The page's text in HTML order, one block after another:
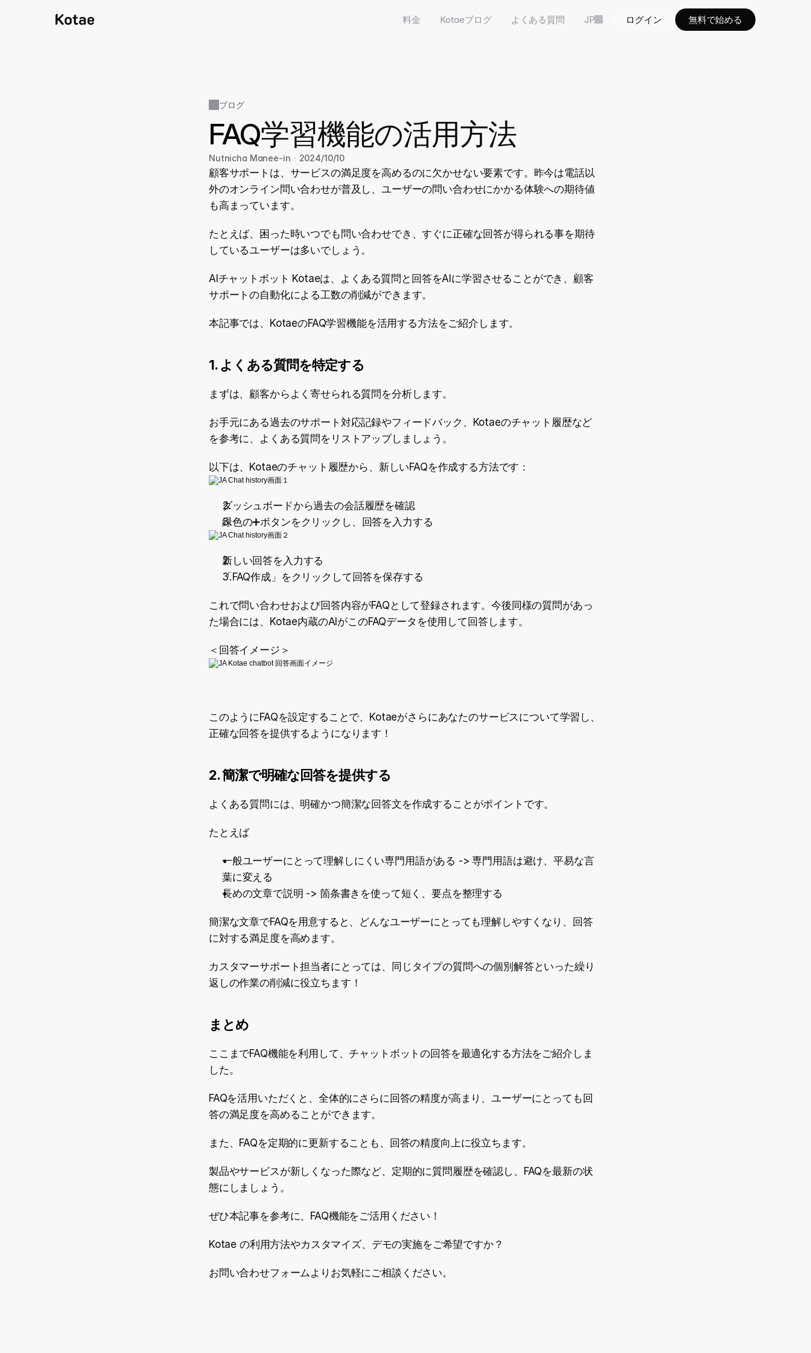
料金 Kotaeブログ よくある質問 JP ログイン 無料で始める
ブログ
FAQ学習機能の活用方法
Nutnicha Manee-in ・ 2024/10/10
顧客サポートは、サービスの満足度を高めるのに欠かせない要素です。昨今は電話以
外のオンライン問い合わせが普及し、ユーザーの問い合わせにかかる体験への期待値
も高まっています。
たとえば、困った時いつでも問い合わせでき、すぐに正確な回答が得られる事を期待
しているユーザーは多いでしょう。
AIチャットボット Kotaeは、よくある質問と回答をAIに学習させることができ、顧客
サポートの自動化による工数の削減ができます。
本記事では、KotaeのFAQ学習機能を活用する方法をご紹介します。
1. よくある質問を特定する
まずは、顧客からよく寄せられる質問を分析します。
お手元にある過去のサポート対応記録やフィードバック、Kotaeのチャット履歴など
を参考に、よくある質問をリストアップしましょう。
以下は、Kotaeのチャット履歴から、新しいFAQを作成する方法です：
ダッシュボードから過去の会話履歴を確認
緑色の➕ボタンをクリックし、回答を入力する
新しい回答を入力する
「FAQ作成」をクリックして回答を保存する
これで問い合わせおよび回答内容がFAQとして登録されます。今後同様の質問があっ
た場合には、Kotae内蔵のAIがこのFAQデータを使用して回答します。
＜回答イメージ＞
このようにFAQを設定することで、Kotaeがさらにあなたのサービスについて学習し、
正確な回答を提供するようになります！
2. 簡潔で明確な回答を提供する
よくある質問には、明確かつ簡潔な回答文を作成することがポイントです。
たとえば
一般ユーザーにとって理解しにくい専門用語がある -> 専門用語は避け、平易な言
葉に変える
長めの文章で説明 -> 箇条書きを使って短く、要点を整理する
簡潔な文章でFAQを用意すると、どんなユーザーにとっても理解しやすくなり、回答
に対する満足度を高めます。
カスタマーサポート担当者にとっては、同じタイプの質問への個別解答といった繰り
返しの作業の削減に役立ちます！
まとめ
ここまでFAQ機能を利用して、チャットボットの回答を最適化する方法をご紹介しま
した。
FAQを活用いただくと、全体的にさらに回答の精度が高まり、ユーザーにとっても回
答の満足度を高めることができます。
また、FAQを定期的に更新することも、回答の精度向上に役立ちます。
製品やサービスが新しくなった際など、定期的に質問履歴を確認し、FAQを最新の状
態にしましょう。
ぜひ本記事を参考に、FAQ機能をご活用ください！
Kotae の利用方法やカスタマイズ、デモの実施をご希望ですか？
お問い合わせフォームよりお気軽にご相談ください。